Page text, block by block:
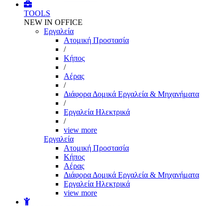
TOOLS
NEW IN OFFICE
Εργαλεία
Aτομική Προστασία
/
Kήπος
/
Αέρας
/
Διάφορα Δομικά Εργαλεία & Μηχανήματα
/
Εργαλεία Ηλεκτρικά
/
view more
Εργαλεία
Aτομική Προστασία
Kήπος
Αέρας
Διάφορα Δομικά Εργαλεία & Μηχανήματα
Εργαλεία Ηλεκτρικά
view more